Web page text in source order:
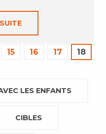
15 16 17 18
LES ENFANTS
CIBLES